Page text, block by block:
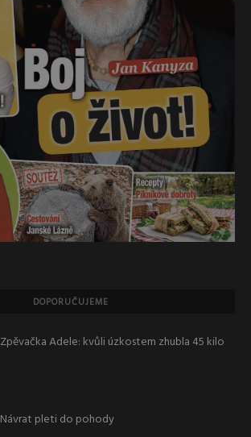
DOPORUČUJEME
Zpěvačka Adele: kvůli úzkostem zhubla 45 kilo
Návrat pleti do pohody